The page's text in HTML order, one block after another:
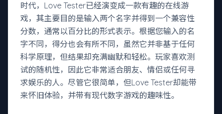
时代，Love Tester已经演变成一款有趣的在线游
戏，其主要目的是输入两个名字并得到一个兼容性
分数，通常以百分比的形式表示。根据您输入的名
字不同，得分也会有所不同，虽然它并非基于任何
科学原理，但结果却充满幽默和轻松。玩家喜欢测
试的随机性，因此它非常适合朋友、情侣或任何寻
求娱乐的人。尽管它很简单，但Love Tester却能带
来怀旧体验，并带有现代数字游戏的趣味性。